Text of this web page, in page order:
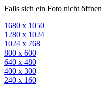
Falls sich ein Foto nicht
1680 x 1050
1280 x 1024
1024 x 768
800 x 600
640 x 480
400 x 300
240 x 160